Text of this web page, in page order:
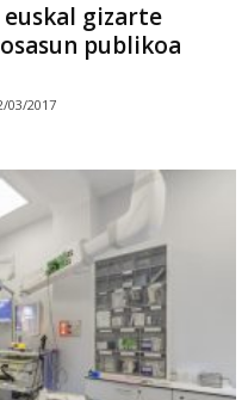
gizarte
publikoa
03/2017